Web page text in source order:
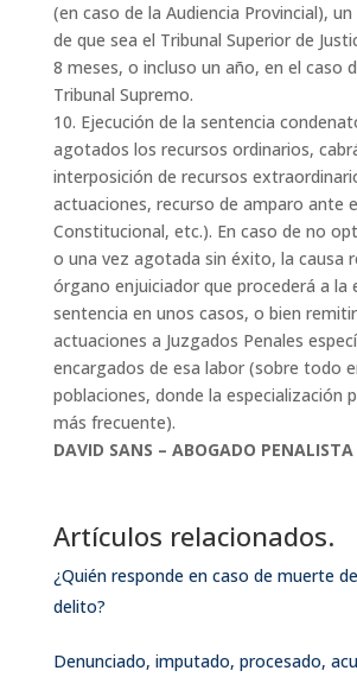
(en caso de la Audiencia Provincial),
de que sea el Tribunal Superior de
8 meses, o incluso un año, en el caso
Tribunal Supremo.
10. Ejecución de la sentencia
agotados los recursos ordinarios,
interposición de recursos
actuaciones, recurso de amparo ante
Constitucional, etc.). En caso de no
o una vez agotada sin éxito, la causa
órgano enjuiciador que procederá a la
sentencia en unos casos, o bien
actuaciones a Juzgados Penales
encargados de esa labor (sobre todo
poblaciones, donde la especialización
más frecuente).
DAVID SANS – ABOGADO PENALISTA
Artículos relacionados.
¿Quién responde en caso de muerte
delito?
Denunciado, imputado, procesado,